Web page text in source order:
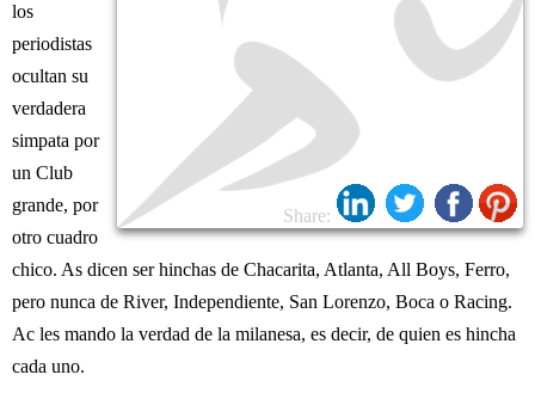
Share:
los
periodistas
ocultan su
verdadera
simpata por
un Club
grande, por
otro cuadro
chico. As dicen ser hinchas de Chacarita, Atlanta, All Boys, Ferro,
pero nunca de River, Independiente, San Lorenzo, Boca o Racing.
Ac les mando la verdad de la milanesa, es decir, de quien es hincha
cada uno.